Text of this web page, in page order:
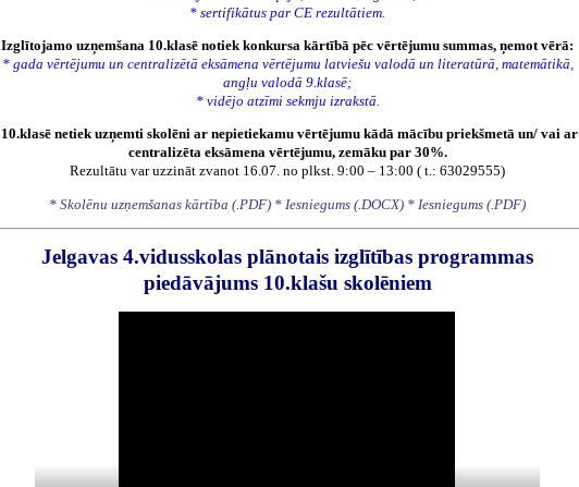
* sertifikātus par CE rezultātiem.
Izglītojamo uzņemšana 10.klasē notiek konkursa kārtībā pēc vērtējumu summas, ņemot vērā:
* gada vērtējumu un centralizētā eksāmena vērtējumu latviešu valodā un literatūrā, matemātikā,
angļu valodā 9.klasē;
* vidējo atzīmi sekmju izrakstā.
10.klasē netiek uzņemti skolēni ar nepietiekamu vērtējumu kādā mācību priekšmetā un/ vai ar
centralizēta eksāmena vērtējumu, zemāku par 30%.
Rezultātu var uzzināt zvanot 16.07. no plkst. 9:00 – 13:00 ( t.: 63029555)
* Skolēnu uzņemšanas kārtība (.PDF) * Iesniegums (.DOCX) * Iesniegums (.PDF)
Jelgavas 4.vidusskolas plānotais izglītības programmas
piedāvājums 10.klašu skolēniem